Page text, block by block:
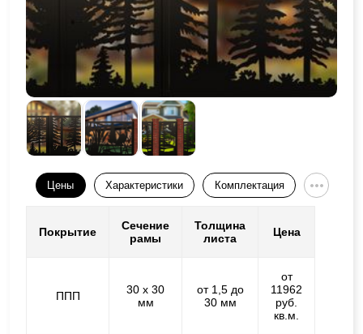
Цены Характеристики Комплектация
Покрытие
Сечение
рамы
Толщина
листа
Цена
ППП
30 х 30
мм
от 1,5 до
30 мм
от
11962
руб.
кв.м.